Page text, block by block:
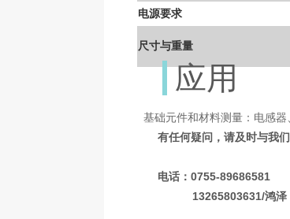
电源要求
尺寸与重量
应用
基础元件和材料测量：电感
有任何疑问，请及时与我
电话：0755-89686581
13265803631/鸿泽